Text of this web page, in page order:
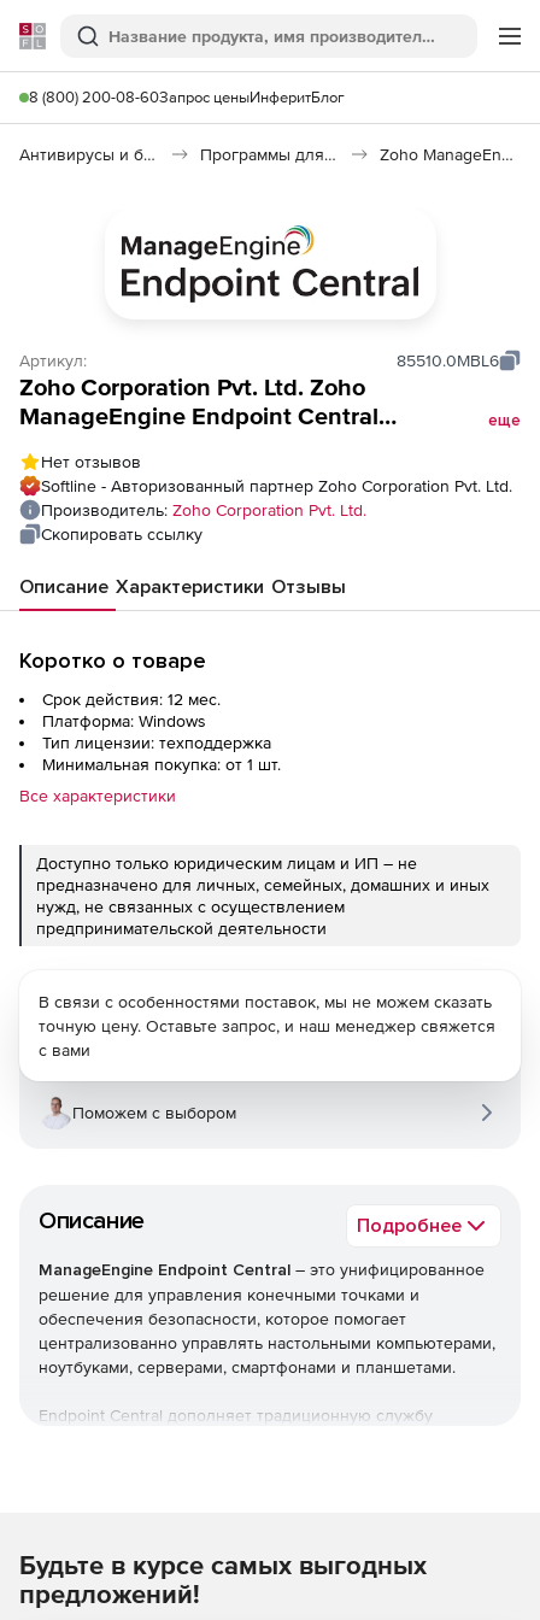
Softline
Поиск
8 (800) 200-08-60Запрос ценыИнферитБлог
Антивирусы и безопасность Программы для защиты информации Zoho ManageEngine Endpoint Central
Артикул: 85510.0MBL6
Zoho Corporation Pvt. Ltd. Zoho
ManageEngine Endpoint Central
BitLocker Addon Annual), fee for 5000
Workstations
еще
Нет отзывов
Softline - Авторизованный партнер Zoho Corporation Pvt. Ltd.
Производитель: Zoho Corporation Pvt. Ltd.
Скопировать ссылку
Описание Характеристики Отзывы
Коротко о товаре
Срок действия: 12 мес.
Платформа: Windows
Тип лицензии: техподдержка
Минимальная покупка: от 1 шт.
Все характеристики
Доступно только юридическим лицам и ИП – не
предназначено для личных, семейных, домашних и иных
нужд, не связанных с осуществлением
предпринимательской деятельности
Описание Подробнее
ManageEngine Endpoint Central – это унифицированное
решение для управления конечными точками и
обеспечения безопасности, которое помогает
централизованно управлять настольными компьютерами,
ноутбуками, серверами, смартфонами и планшетами.
Endpoint Central дополняет традиционную службу
образов и развертывание ОС. Кроме того,решение
позволяет управлять активами и лицензиями на ПО,
отслеживать статистику использования ПО, управлять
В связи с особенностями поставок, мы не можем сказать
точную цену. Оставьте запрос, и наш менеджер свяжется
с вами
Поможем с выбором
Будьте в курсе самых выгодных
предложений!